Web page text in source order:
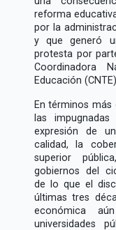
reforma
por la
y que generó
protesta por
Coordinadora
Educación (CNTE).
En términos
las
expresión de
calidad, la
superior
gobiernos del
de lo que el
últimas tres
económica
universidades